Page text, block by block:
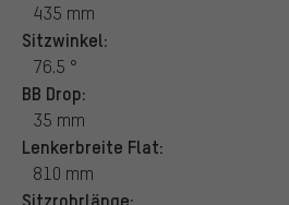
435 mm
Sitzwinkel:
76.5 °
BB Drop:
35 mm
Lenkerbreite Flat:
810 mm
Sitzrohrlänge: